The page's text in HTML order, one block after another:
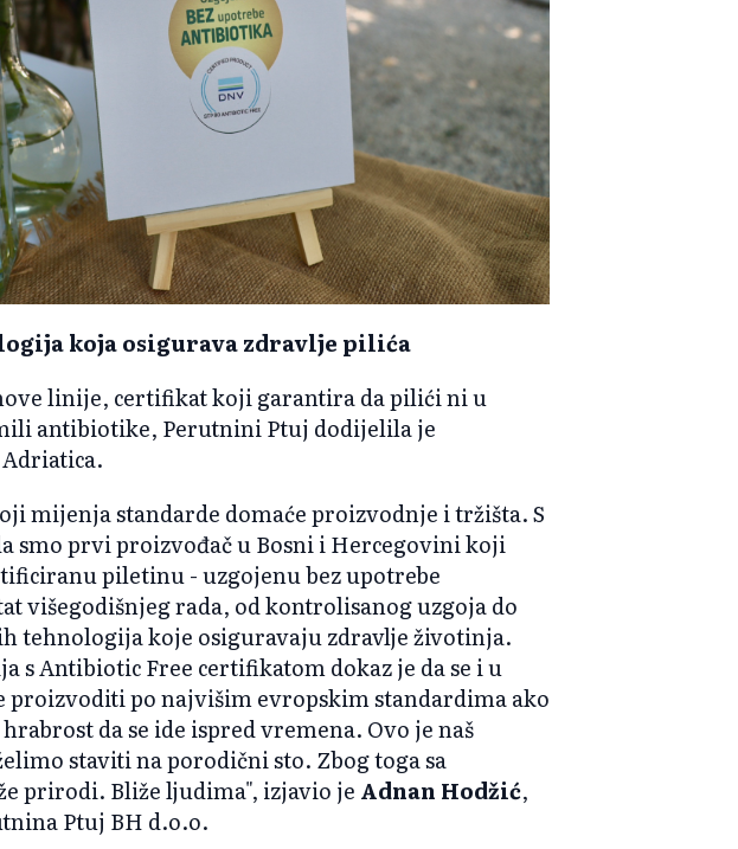
koja osigurava zdravlje pilića
linije, certifikat koji garantira da pilići ni u
antibiotike, Perutnini Ptuj dodijelila je
mijenja standarde domaće proizvodnje i tržišta. S
smo prvi proizvođač u Bosni i Hercegovini koji
piletinu - uzgojenu bez upotrebe
višegodišnjeg rada, od kontrolisanog uzgoja do
tehnologija koje osiguravaju zdravlje životinja.
s Antibiotic Free certifikatom dokaz je da se i u
proizvoditi po najvišim evropskim standardima ako
da se ide ispred vremena. Ovo je naš
staviti na porodični sto. Zbog toga sa
prirodi. Bliže ljudima", izjavio je Adnan Hodžić,
Ptuj BH d.o.o.